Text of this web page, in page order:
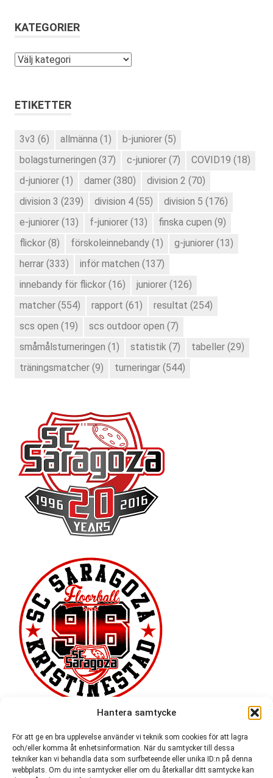
Hantera samtycke
För att ge en bra upplevelse använder vi teknik som cookies för att lagra
och/eller komma åt enhetsinformation. När du samtycker till dessa
tekniker kan vi behandla data som surfbeteende eller unika ID:n på denna
webbplats. Om du inte samtycker eller om du återkallar ditt samtycke kan
KATEGORIER
Kategorier
ETIKETTER
3v3 (6) allmänna (1) b-juniorer (5)
bolagsturneringen (37) c-juniorer (7) COVID19 (18)
d-juniorer (1) damer (380) division 2 (70)
division 3 (239) division 4 (55) division 5 (176)
e-juniorer (13) f-juniorer (13) finska cupen (9)
flickor (8) förskoleinnebandy (1) g-juniorer (13)
herrar (333) inför matchen (137)
innebandy för flickor (16) juniorer (126)
matcher (554) rapport (61) resultat (254)
scs open (19) scs outdoor open (7)
småmålsturneringen (1) statistik (7) tabeller (29)
träningsmatcher (9) turneringar (544)